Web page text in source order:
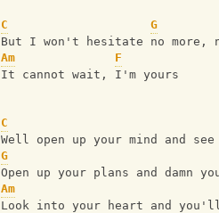
C
G
But I won't hesitate no more,
Am
F
It cannot wait, I'm yours
C
Well open up your mind and
G
Open up your plans and damn
Am
Look into your heart and